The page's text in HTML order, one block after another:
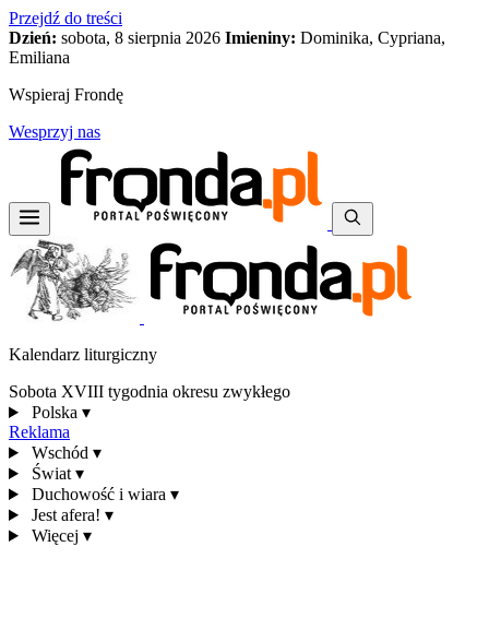
Przejdź do treści
Dzień: sobota, 8 sierpnia 2026 Imieniny: Dominika, Cypriana,
Emiliana
Wspieraj Frondę
Wesprzyj nas
Kalendarz liturgiczny
Sobota XVIII tygodnia okresu zwykłego
Polska ▾
Reklama
Wschód ▾
Świat ▾
Duchowość i wiara ▾
Jest afera! ▾
Więcej ▾